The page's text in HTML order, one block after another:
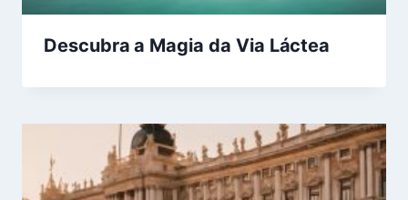
Descubra a Magia da Via Láctea